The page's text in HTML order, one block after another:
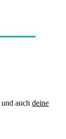
und auch deine